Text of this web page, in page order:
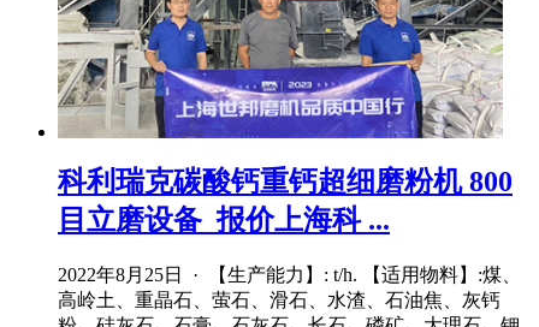
科利瑞克碳酸钙重钙超细磨粉机 800
目立磨设备_报价上海科 ...
2022年8月25日 · 【生产能力】: t/h. 【适用物料】:煤、
高岭土、重晶石、萤石、滑石、水渣、石油焦、灰钙